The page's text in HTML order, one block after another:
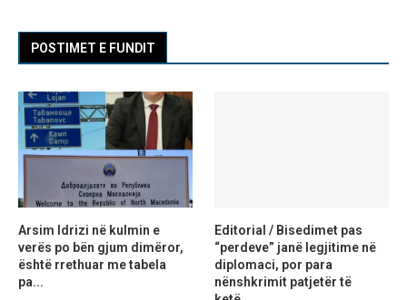
POSTIMET E FUNDIT
Arsim Idrizi në kulmin e
verës po bën gjum dimëror,
është rrethuar me tabela
pa...
Editorial / Bisedimet pas
“perdeve” janë legjitime në
diplomaci, por para
nënshkrimit patjetër të